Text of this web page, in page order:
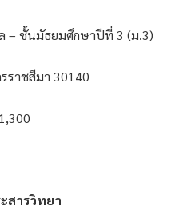
– ชั้นมัธยมศึกษาปีที่ 3 (ม.3)
ราชสีมา 30140
สารวิทยา